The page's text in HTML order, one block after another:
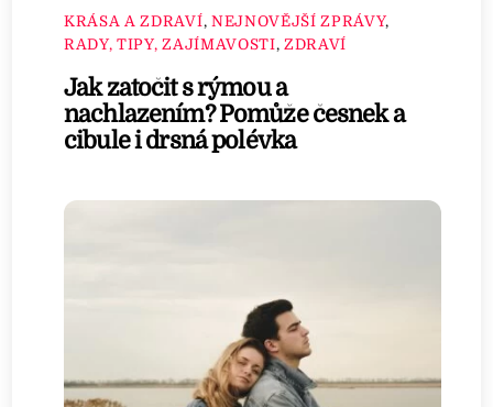
KRÁSA A ZDRAVÍ, NEJNOVĚJŠÍ ZPRÁVY,
RADY, TIPY, ZAJÍMAVOSTI, ZDRAVÍ
Jak zatočit s rýmou a
nachlazením? Pomůže česnek a
cibule i drsná polévka